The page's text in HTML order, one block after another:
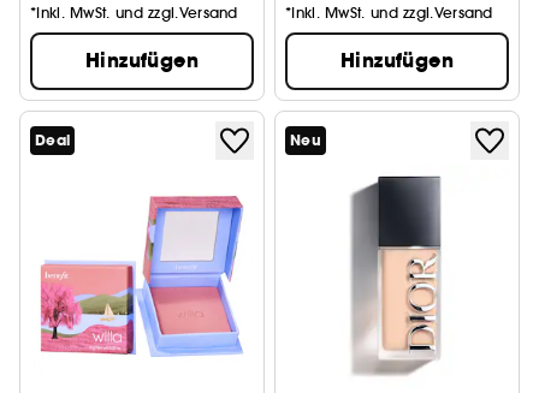
*Inkl. MwSt. und zzgl.Versand
Hinzufügen
*Inkl. MwSt. und zzgl.Versand
Hinzufügen
Deal Neu